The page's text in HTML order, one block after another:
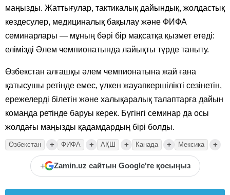
маңызды. Жаттығулар, тактикалық дайындық, жолдастық
кездесулер, медициналық бақылау және ФИФА
семинарлары — мұның бәрі бір мақсатқа қызмет етеді:
елімізді Әлем чемпионатында лайықты түрде таныту.
Өзбекстан алғашқы әлем чемпионатына жай ғана
қатысушы ретінде емес, үлкен жауапкершілікті сезінетін,
ережелерді білетін және халықаралық талаптарға дайын
команда ретінде баруы керек. Бүгінгі семинар да осы
жолдағы маңызды қадамдардың бірі болды.
Өзбекстан + ФИФА + АҚШ + Канада + Мексика +
+ Zamin.uz сайтын Google'ге қосыңыз